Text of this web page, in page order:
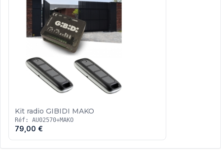
Kit radio GIBIDI MAKO
Réf: AU02570+MAKO
79,00 €